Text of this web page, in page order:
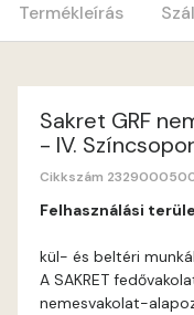
Termékleírás
Sakret GRF
- IV.
Cikkszám
Felhasználási
kül- és beltéri
A SAKRET
nemesvakolat-